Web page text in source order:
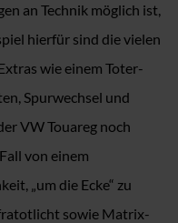
an Technik möglich ist,
hierfür sind die vielen
wie einem Toter-
Spurwechsel und
VW Touareg noch
von einem
„um die Ecke“ zu
sowie Matrix-